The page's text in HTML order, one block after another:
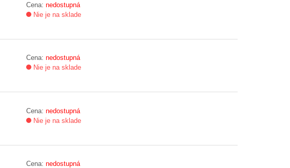
Cena: nedostupná
Nie je na sklade
Cena: nedostupná
Nie je na sklade
Cena: nedostupná
Nie je na sklade
Cena: nedostupná